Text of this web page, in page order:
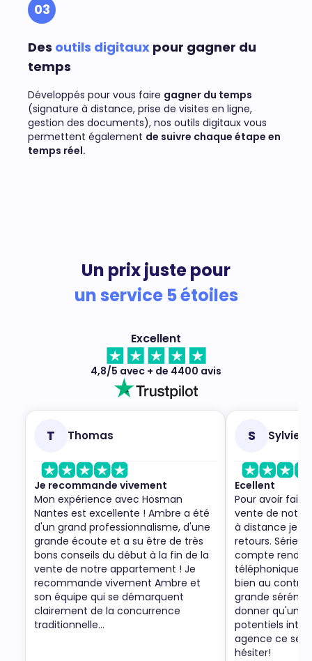
03
Des outils digitaux pour gagner du
temps
Développés pour vous faire gagner du temps
(signature à distance, prise de visites en ligne,
gestion des documents), nos outils digitaux vous
permettent également de suivre chaque étape en
temps réel.
Un prix juste pour
un service 5 étoiles
Excellent
4,8/5 avec + de 4400 avis
T Thomas
Je recommande vivement
Mon expérience avec Hosman
Nantes est excellente ! Ambre a été
d'un grand professionnalisme, d'une
grande écoute et a su être de très
bons conseils du début à la fin de la
vente de notre appartement ! Je
recommande vivement Ambre et
son équipe qui se démarquent
clairement de la concurrence
traditionnelle...
S Sylvie
Ecellent
Pour avoir fait
vente de
à distance je
retours.
compte
bien au
grande
donner qu'un
potentiels
agence ce
hésiter!